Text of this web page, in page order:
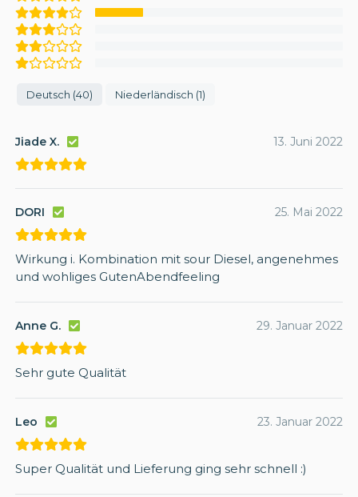
Deutsch (40) Niederländisch (1)
Jiade X. 13. Juni 2022
DORI 25. Mai 2022
Wirkung i. Kombination mit sour Diesel, angenehmes
und wohliges GutenAbendfeeling
Anne G. 29. Januar 2022
Sehr gute Qualität
Leo 23. Januar 2022
Super Qualität und Lieferung ging sehr schnell :)